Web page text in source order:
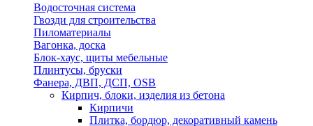
Водосточная система
Гвозди для строительства
Пиломатериалы
Вагонка, доска
Блок-хаус, щиты мебельные
Плинтусы, бруски
Фанера, ДВП, ДСП, OSB
Кирпич, блоки, изделия из бетона
Кирпичи
Плитка, бордюр, декоративный камень